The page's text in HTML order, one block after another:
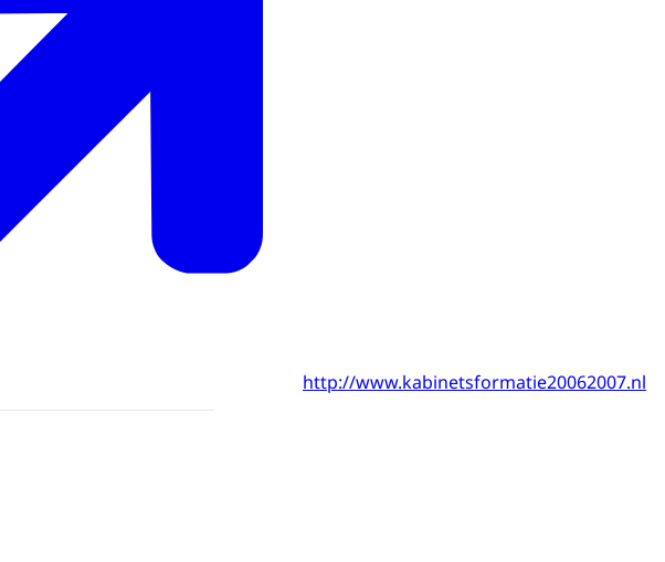
http://www.kabinetsformatie20062007.nl